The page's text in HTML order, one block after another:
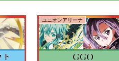
ユニオンアリーナ